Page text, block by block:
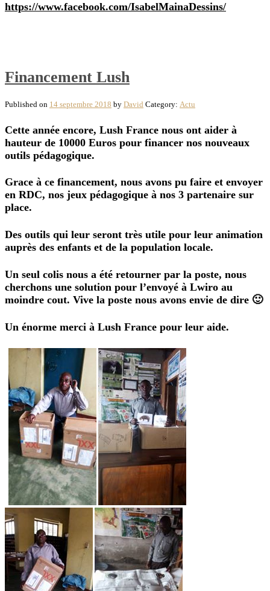
https://www.facebook.com/IsabelMainaDessins/
Financement Lush
Published on 14 septembre 2018 by David Category: Actu
Cette année encore, Lush France nous ont aider à
hauteur de 10000 Euros pour financer nos nouveaux
outils pédagogique.
Grace à ce financement, nous avons pu faire et envoyer
en RDC, nos jeux pédagogique à nos 3 partenaire sur
place.
Des outils qui leur seront très utile pour leur animation
auprès des enfants et de la population locale.
Un seul colis nous a été retourner par la poste, nous
cherchons une solution pour l’envoyé à Lwiro au
moindre cout. Vive la poste nous avons envie de dire 🙂
Un énorme merci à Lush France pour leur aide.